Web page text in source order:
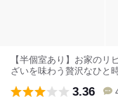
【半個室あり】お家の
ざいを味わう贅沢なひと
3.36